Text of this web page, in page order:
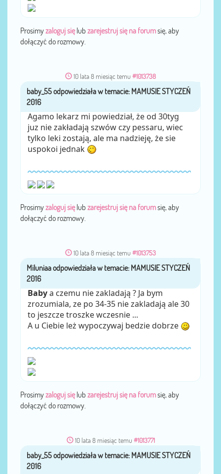
Prosimyzaloguj sięlub zarejestruj się na forumsię, aby
dołączyć do rozmowy.
10 lata 8 miesiąc temu #1013738
przezbaby_55
Agamo lekarz mi powiedział, że od 30tyg
juz nie zakładają szwów czy pessaru, wiec
tylko leki zostają, ale ma nadzieję, że sie
uspokoi jednak
Prosimyzaloguj sięlub zarejestruj się na forumsię, aby
dołączyć do rozmowy.
10 lata 8 miesiąc temu #1013753
przezMiluniaa
Babya czemu nie zakladają ? Ja bym
zrozumiala, ze po 34-35 nie zakladają ale 30
to jeszcze troszke wczesnie ...
A u Ciebie leż wypoczywaj bedzie dobrze
Prosimyzaloguj sięlub zarejestruj się na forumsię, aby
dołączyć do rozmowy.
10 lata 8 miesiąc temu #1013771
przezbaby_55